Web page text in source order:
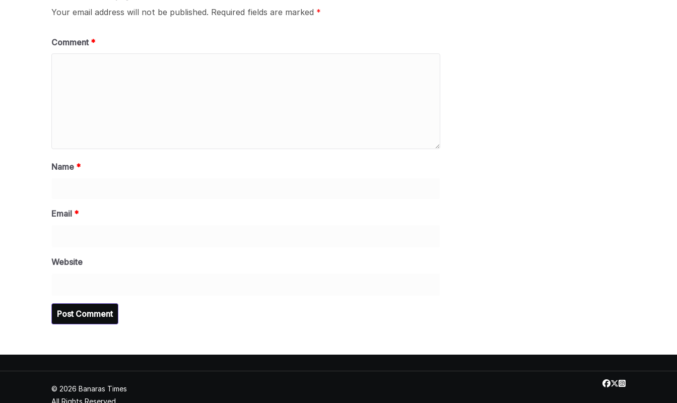
Your email address will not be published. Required fields are marked *
Comment *
Name *
Email *
Website
© 2026 Banaras Times
All Rights Reserved.